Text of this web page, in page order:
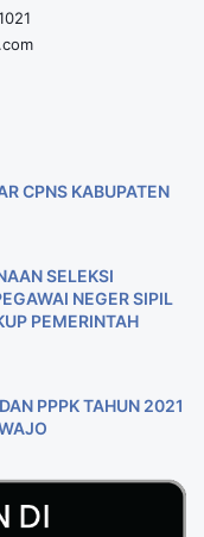
CPNS KABUPATEN
SELEKSI
NEGER SIPIL
PEMERINTAH
PPPK TAHUN 2021